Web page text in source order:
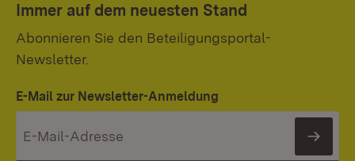
Immer auf dem neuesten Stand
Abonnieren Sie den Beteiligungsportal-
Newsletter.
E-Mail zur Newsletter-Anmeldung